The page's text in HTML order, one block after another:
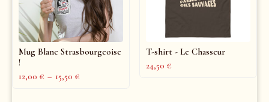
Mug Blanc Strasbourgeoise
!
12,00 € – 15,50 €
T-shirt - Le Chasseur
24,50 €